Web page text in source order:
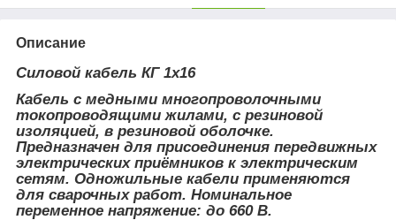
Описание
Силовой кабель КГ 1х16
Кабель с медными многопроволочными
токопроводящими жилами, с резиновой
изоляцией, в резиновой оболочке.
Предназначен для присоединения передвижных
электрических приёмников к электрическим
сетям. Одножильные кабели применяются
для сварочных работ. Номинальное
переменное напряжение: до 660 В.